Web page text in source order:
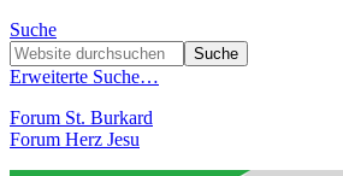
Suche
Erweiterte Suche…
Forum St. Burkard
Forum Herz Jesu